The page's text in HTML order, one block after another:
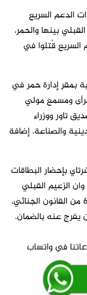
الدعم السريع
بينها والحمر،
قُتلوا في
بمقر إدارة حمر في
مرأى ومسمع مولي
تاور ووزراء
والصناعة، إضافة
بإحضار البطاقات
الزعيم القبلي
واجه تبعا لذلك بلاغ بموجب المادة 66 من القانون الجنائي،
يفرج عنه بالضمان.